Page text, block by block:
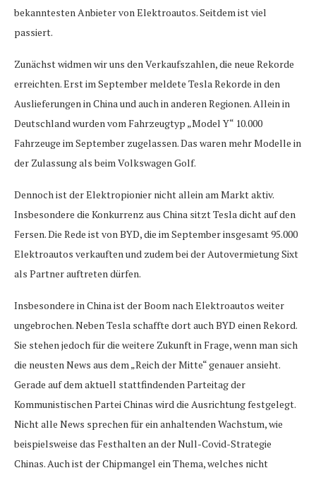
bekanntesten Anbieter von Elektroautos. Seitdem ist viel
passiert.
Zunächst widmen wir uns den Verkaufszahlen, die neue Rekorde
erreichten. Erst im September meldete Tesla Rekorde in den
Auslieferungen in China und auch in anderen Regionen. Allein in
Deutschland wurden vom Fahrzeugtyp „Model Y“ 10.000
Fahrzeuge im September zugelassen. Das waren mehr Modelle in
der Zulassung als beim Volkswagen Golf.
Dennoch ist der Elektropionier nicht allein am Markt aktiv.
Insbesondere die Konkurrenz aus China sitzt Tesla dicht auf den
Fersen. Die Rede ist von BYD, die im September insgesamt 95.000
Elektroautos verkauften und zudem bei der Autovermietung Sixt
als Partner auftreten dürfen.
Insbesondere in China ist der Boom nach Elektroautos weiter
ungebrochen. Neben Tesla schaffte dort auch BYD einen Rekord.
Sie stehen jedoch für die weitere Zukunft in Frage, wenn man sich
die neusten News aus dem „Reich der Mitte“ genauer ansieht.
Gerade auf dem aktuell stattfindenden Parteitag der
Kommunistischen Partei Chinas wird die Ausrichtung festgelegt.
Nicht alle News sprechen für ein anhaltenden Wachstum, wie
beispielsweise das Festhalten an der Null-Covid-Strategie
Chinas. Auch ist der Chipmangel ein Thema, welches nicht